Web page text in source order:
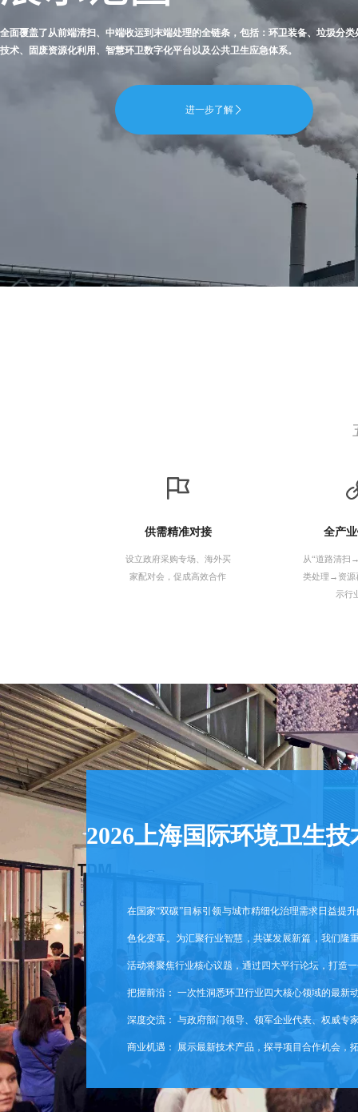
全面覆盖了从前端清扫、中端收运到末端处理的全链条，包括：环卫装备、垃圾分类
技术、固废资源化利用、智慧环卫数字化平台以及公共卫生应急体系。
进一步了解 򠈕
供需精准对接
设立政府采购专场、海外买
家配对会，促成高效合作
全产
从“道路清扫
类处理→资源
示行
2026上海国际环境卫生
在国家“双碳”目标引领与城市精细化治理需求日益提
色化变革。为汇聚行业智慧，共谋发展新篇，我们隆
活动将聚焦行业核心议题，通过四大平行论坛，打造
把握前沿： 一次性洞悉环卫行业四大核心领域的最新
深度交流： 与政府部门领导、领军企业代表、权威专
商业机遇： 展示最新技术产品，探寻项目合作机会，